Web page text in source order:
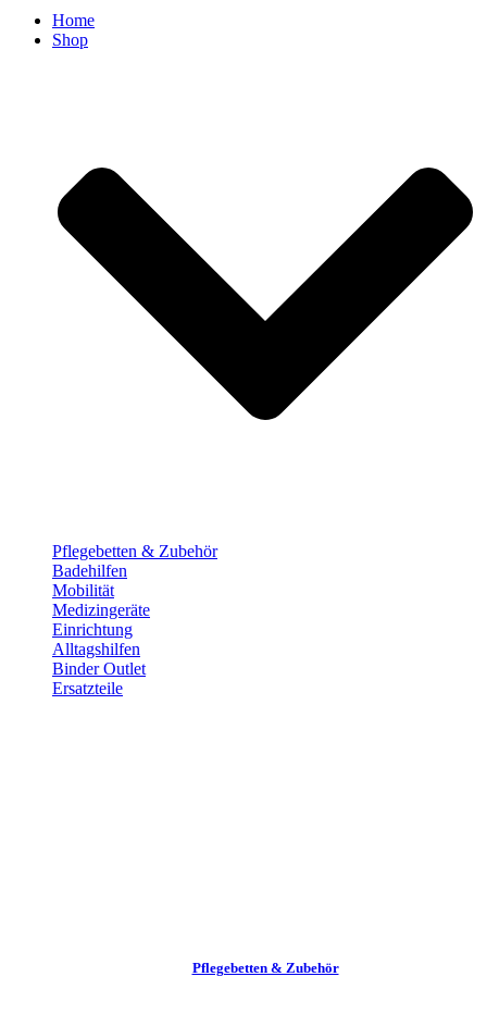
Home
Shop
Pflege­betten & Zubehör
Badehilfen
Mobilität
Medizingeräte
Einrichtung
Alltags­hilfen
Binder Outlet
Ersatzteile
Pflege­betten & Zubehör